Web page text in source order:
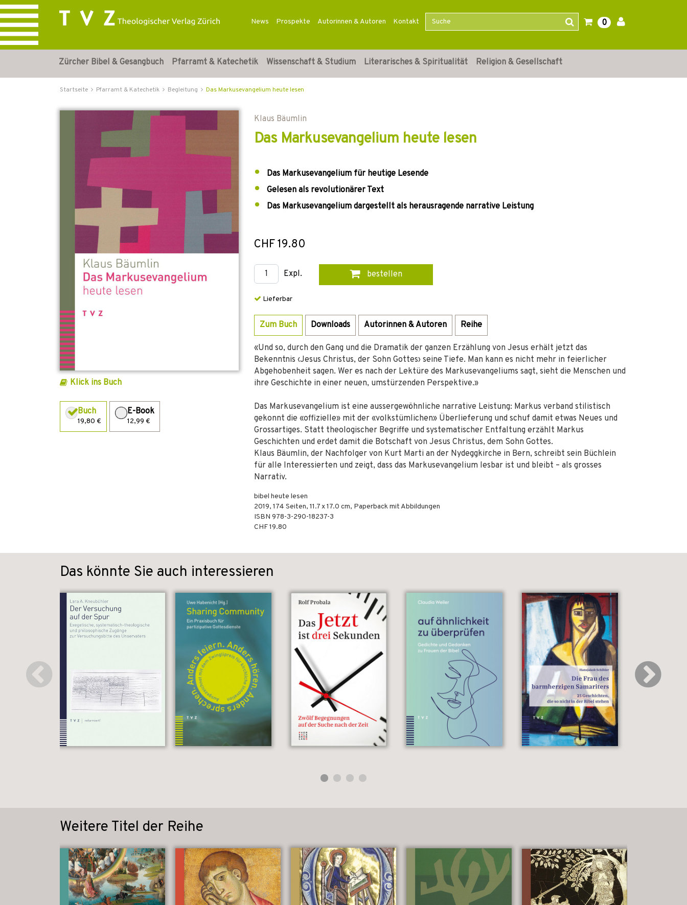
News Prospekte Autorinnen & Autoren Kontakt 0
Zürcher Bibel & Gesangbuch Pfarramt & Katechetik Wissenschaft & Studium Literarisches & Spiritualität Religion & Gesellschaft
Startseite Pfarramt & Katechetik Begleitung Das Markusevangelium heute lesen
Klick ins Buch
Buch
19,80 €
E-Book
12,99 €
Klaus Bäumlin
Das Markusevangelium heute lesen
Das Markusevangelium für heutige Lesende
Gelesen als revolutionärer Text
Das Markusevangelium dargestellt als herausragende narrative Leistung
CHF 19.80
Expl. bestellen
Lieferbar
Zum Buch Downloads Autorinnen & Autoren Reihe
«Und so, durch den Gang und die Dramatik der ganzen Erzählung von Jesus erhält jetzt das
Bekenntnis ‹Jesus Christus, der Sohn Gottes› seine Tiefe. Man kann es nicht mehr in feierlicher
Abgehobenheit sagen. Wer es nach der Lektüre des Markusevangeliums sagt, sieht die Menschen und
ihre Geschichte in einer neuen, umstürzenden Perspektive.»
Das Markusevangelium ist eine aussergewöhnliche narrative Leistung: Markus verband stilistisch
gekonnt die «offizielle» mit der «volkstümlichen» Überlieferung und schuf damit etwas Neues und
Grossartiges. Statt theologischer Begriffe und systematischer Entfaltung erzählt Markus
Geschichten und erdet damit die Botschaft von Jesus Christus, dem Sohn Gottes.
Klaus Bäumlin, der Nachfolger von Kurt Marti an der Nydeggkirche in Bern, schreibt sein Büchlein
für alle Interessierten und zeigt, dass das Markusevangelium lesbar ist und bleibt – als grosses
Narrativ.
bibel heute lesen
2019, 174 Seiten, 11.7 x 17.0 cm, Paperback mit Abbildungen
ISBN 978-3-290-18237-3
CHF 19.80
Das könnte Sie auch interessieren
Weitere Titel der Reihe